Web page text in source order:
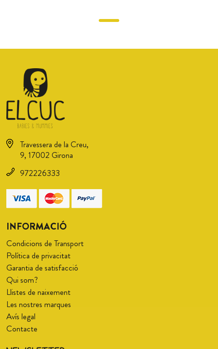
Travessera de la Creu,
9, 17002 Girona
972226333
INFORMACIÓ
Condicions de Transport
Política de privacitat
Garantia de satisfacció
Qui som?
Llistes de naixement
Les nostres marques
Avís legal
Contacte